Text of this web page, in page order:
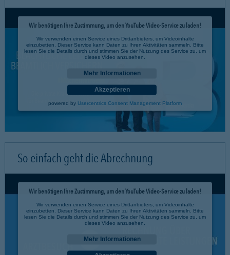
Wir benötigen Ihre Zustimmung, um den YouTube Video-Service zu laden!
Wir verwenden einen Service eines Drittanbieters, um Videoinhalte
einzubetten. Dieser Service kann Daten zu Ihren Aktivitäten sammeln. Bitte
lesen Sie die Details durch und stimmen Sie der Nutzung des Service zu, um
dieses Video anzusehen.
Mehr Informationen
Akzeptieren
powered by Usercentrics Consent Management Platform
So einfach geht die Abrechnung
Wir benötigen Ihre Zustimmung, um den YouTube Video-Service zu laden!
Wir verwenden einen Service eines Drittanbieters, um Videoinhalte
einzubetten. Dieser Service kann Daten zu Ihren Aktivitäten sammeln. Bitte
lesen Sie die Details durch und stimmen Sie der Nutzung des Service zu, um
dieses Video anzusehen.
Mehr Informationen